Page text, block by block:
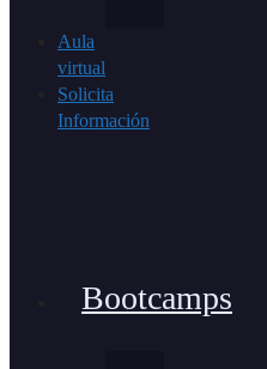
Aula
virtual
Solicita
Información
Bootcamps